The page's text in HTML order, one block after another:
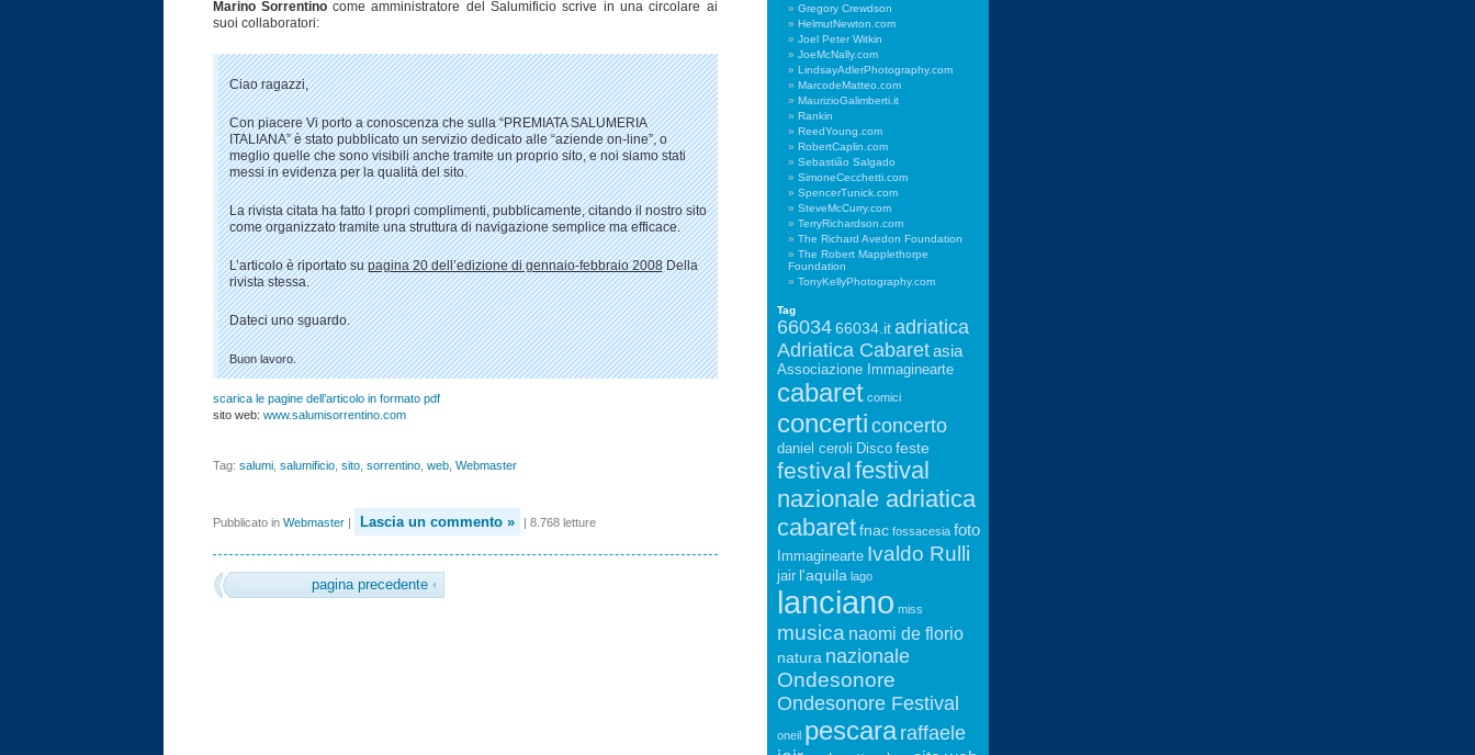
Marino Sorrentinocome amministratore del Salumificio scrive in una circolare ai
suoi collaboratori:
Ciao ragazzi,
Con piacere Vi porto a conoscenza che sulla “PREMIATA SALUMERIA
ITALIANA” è stato pubblicato un servizio dedicato alle “aziende on-line”, o
meglio quelle che sono visibili anche tramite un proprio sito, e noi siamo stati
messi in evidenza per la qualità del sito.
La rivista citata ha fatto I propri complimenti, pubblicamente, citando il nostro sito
come organizzato tramite una struttura di navigazione semplice ma efficace.
L’articolo è riportato supagina 20 dell’edizione di gennaio-febbraio 2008Della
rivista stessa.
Dateci uno sguardo.
Buon lavoro.
scarica le pagine dell’articolo in formato pdf
sito web: www.salumisorrentino.com
Tag: salumi, salumificio, sito, sorrentino, web, Webmaster
Pubblicato in Webmaster| Lascia un commento » | 8.768 letture
pagina precedente
Gregory Crewdson
HelmutNewton.com
Joel Peter Witkin
JoeMcNally.com
LindsayAdlerPhotography.com
MarcodeMatteo.com
MaurizioGalimberti.it
Rankin
ReedYoung.com
RobertCaplin.com
Sebastião Salgado
SimoneCecchetti.com
SpencerTunick.com
SteveMcCurry.com
TerryRichardson.com
The Richard Avedon Foundation
The Robert Mapplethorpe
Foundation
TonyKellyPhotography.com
Tag
66034 66034.it adriatica
Adriatica Cabaret asia
Associazione Immaginearte
cabaret comici
concerti concerto
daniel ceroli Disco feste
festivalfestival
nazionale adriatica
cabaret fnac fossacesia foto
Immaginearte Ivaldo Rulli
jair l'aquila lago
lanciano miss
musica naomi de florio
natura nazionale
Ondesonore
Ondesonore Festival
oneil pescara raffaele